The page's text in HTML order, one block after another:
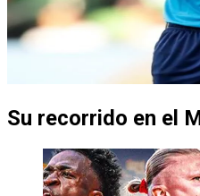
Su recorrido en el